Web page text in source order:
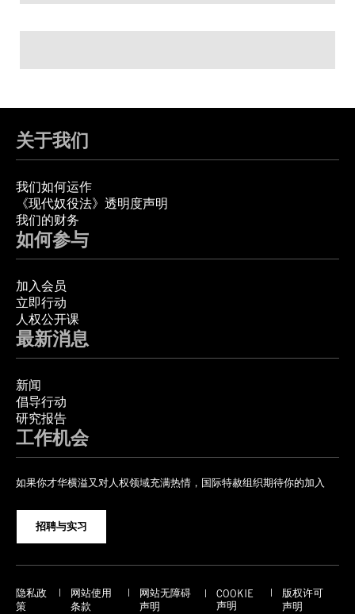
关于我们
我们如何运作
《现代奴役法》透明度声明
我们的财务
如何参与
加入会员
立即行动
人权公开课
最新消息
新闻
倡导行动
研究报告
工作机会
如果你才华横溢又对人权领域充满热情，国际特赦组织期待你的加入
招聘与实习
隐私政
策
网站使用
条款
网站无障碍
声明
COOKIE
声明
版权许可
声明